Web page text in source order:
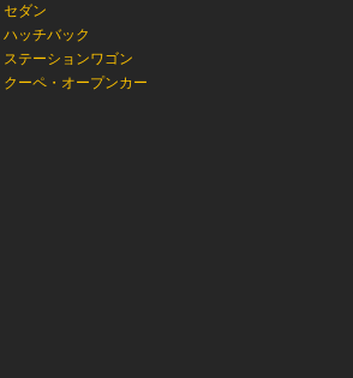
セダン
ハッチバック
ステーションワゴン
クーペ・オープンカー